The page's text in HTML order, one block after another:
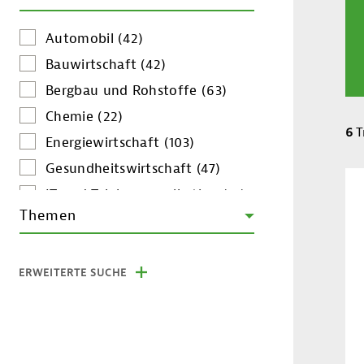
Automobil (42)
Bauwirtschaft (42)
Bergbau und Rohstoffe (63)
Chemie (22)
Energiewirtschaft (103)
Gesundheitswirtschaft (47)
IT und Telekommunikation
(51)
Konsumgüter
Landwirtschaft
Themen
ERWEITERTE SUCHE
6